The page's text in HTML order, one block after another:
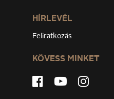
HÍRLEVÉL
Feliratkozás
KÖVESS MINKET